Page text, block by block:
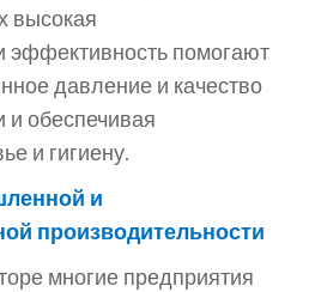
высокая
эффективность помогают
давление и качество
и обеспечивая
и гигиену.
и
производительности
многие предприятия